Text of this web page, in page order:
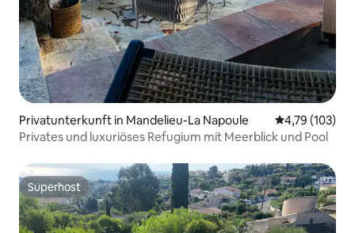
Privatunterkunft in Mandelieu-La Napoule
4,79 (103)
Privates und luxuriöses Refugium mit Meerblick und Pool
Superhost
Superhost